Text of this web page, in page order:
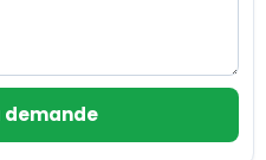
demande